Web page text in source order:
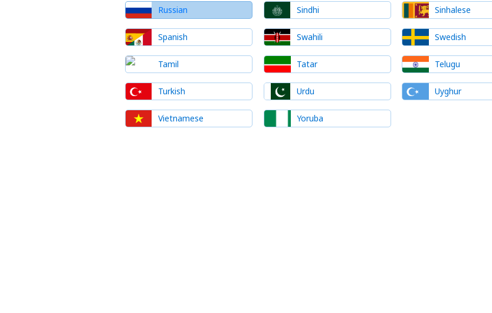
Russian Sindhi Sinhalese
Spanish Swahili Swedish
Tamil Tatar Telugu
Turkish Urdu Uyghur
Vietnamese Yoruba